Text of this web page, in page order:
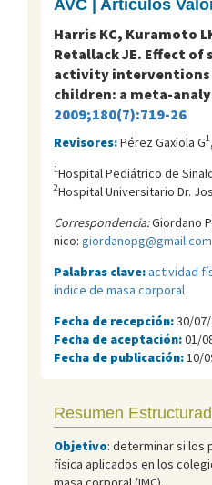
AVC | Artículos
Harris KC, Kuramoto
Retallack JE. Effect of
activity interventions
children: a meta-
2009;180(7):719-26
Revisores:Pérez Gaxiola G1
1Hospital Pediátrico de
2Hospital Universitario Dr.
Correspondencia:Giordano
nico: giordanopg@gmail.com
Palabras clave:actividad
índice de masa corporal
Fecha de recepción:30/
Fecha de aceptación:01/
Fecha de publicación: 10/
Resumen
Objetivo: determinar si los
física aplicados en los